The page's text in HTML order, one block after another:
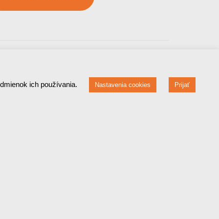
ich používania. Nastavenia cookies Prijať